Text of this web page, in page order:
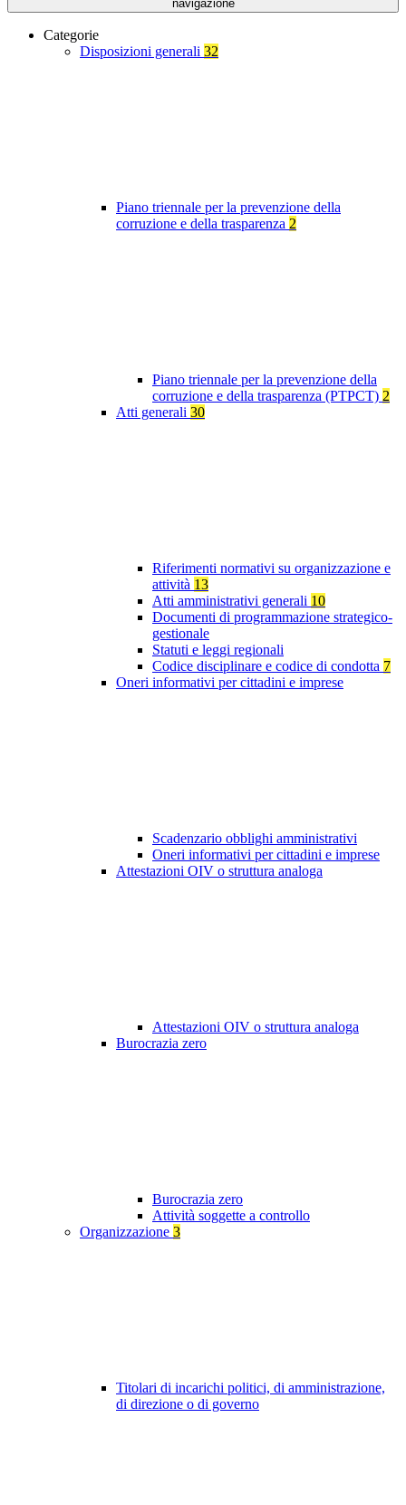
navigazione
Categorie
Disposizioni generali 32
Piano triennale per la prevenzione della
corruzione e della trasparenza 2
Piano triennale per la prevenzione della
corruzione e della trasparenza (PTPCT) 2
Atti generali 30
Riferimenti normativi su organizzazione e
attività 13
Atti amministrativi generali 10
Documenti di programmazione strategico-
gestionale
Statuti e leggi regionali
Codice disciplinare e codice di condotta 7
Oneri informativi per cittadini e imprese
Scadenzario obblighi amministrativi
Oneri informativi per cittadini e imprese
Attestazioni OIV o struttura analoga
Attestazioni OIV o struttura analoga
Burocrazia zero
Burocrazia zero
Attività soggette a controllo
Organizzazione 3
Titolari di incarichi politici, di amministrazione,
di direzione o di governo